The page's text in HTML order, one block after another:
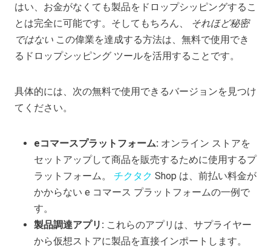
はい、お金がなくても製品をドロップシッピングするこ
とは完全に可能です。そしてもちろん、
それほど秘密
ではない この偉業を達成する方法は、無料で使用でき
るドロップシッピング ツールを活用することです。
具体的には、次の無料で使用できるバージョンを見つけ
てください。
eコマースプラットフォーム: オンライン ストアを
セットアップして商品を販売するために使用するプ
ラットフォーム。 チクタク Shop は、前払い料金が
かからない e コマース プラットフォームの一例で
す。
製品調達アプリ: これらのアプリは、サプライヤー
から仮想ストアに製品を直接インポートします。